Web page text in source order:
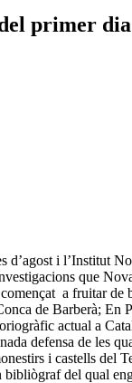
primer
i l’Institut
que
a fruitar
de Barberà; En
actual a
defensa de les
i castells
del qual